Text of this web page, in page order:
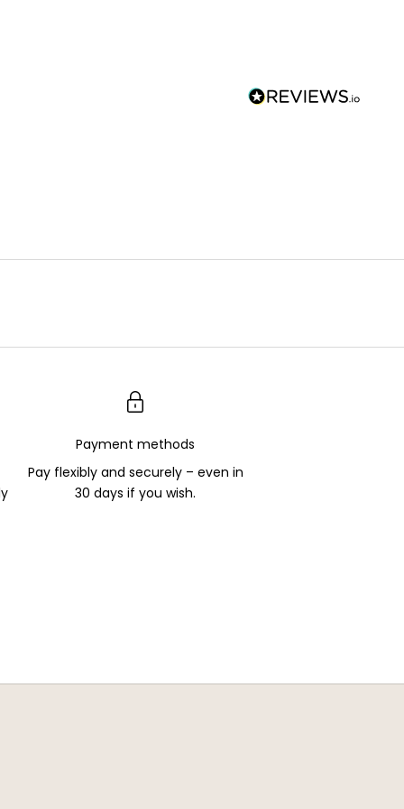
Payment methods
Pay flexibly and securely – even in
30 days if you wish.